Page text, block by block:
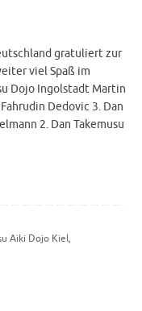
gratuliert zur
viel Spaß im
Dojo Ingolstadt Martin
Dedovic 3. Dan
2. Dan Takemusu
Aiki Dojo Kiel,